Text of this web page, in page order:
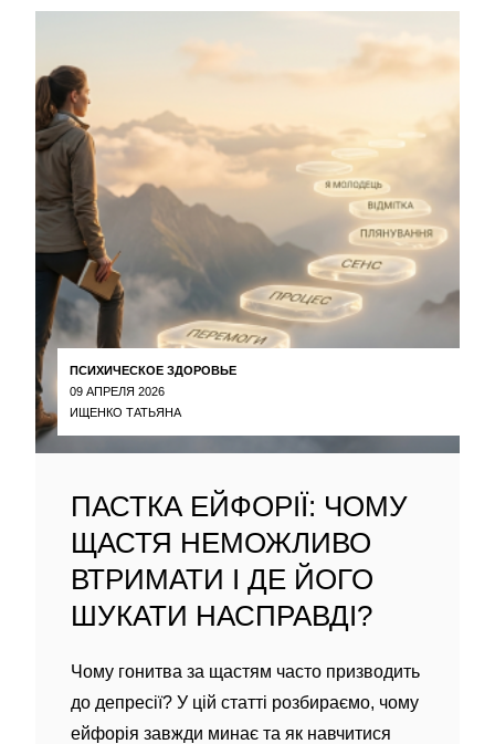
ПСИХИЧЕСКОЕ ЗДОРОВЬЕ
09 АПРЕЛЯ 2026
ИЩЕНКО ТАТЬЯНА
ПАСТКА ЕЙФОРІЇ: ЧОМУ
ЩАСТЯ НЕМОЖЛИВО
ВТРИМАТИ І ДЕ ЙОГО
ШУКАТИ НАСПРАВДІ?
Чому гонитва за щастям часто призводить
до депресії? У цій статті розбираємо, чому
ейфорія завжди минає та як навчитися